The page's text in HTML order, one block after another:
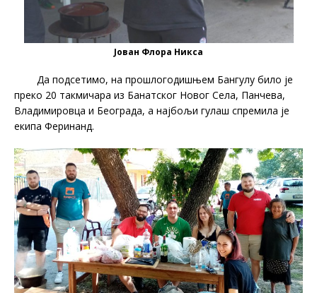
Јован Флора Никса
Да подсетимо, на прошлогодишњем Бангулу било је
преко 20 такмичара из Банатског Новог Села, Панчева,
Владимировца и Београда, а најбољи гулаш спремила је
екипа Феринанд.